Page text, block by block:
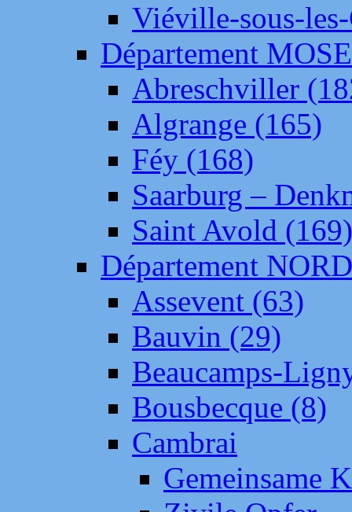
Viéville-sous-
Département
Abreschviller
Algrange (165)
Féy (168)
Saarburg –
Saint Avold (169)
Département NORD
Assevent (63)
Bauvin (29)
Beaucamps-
Bousbecque (8)
Cambrai
Gemeinsame